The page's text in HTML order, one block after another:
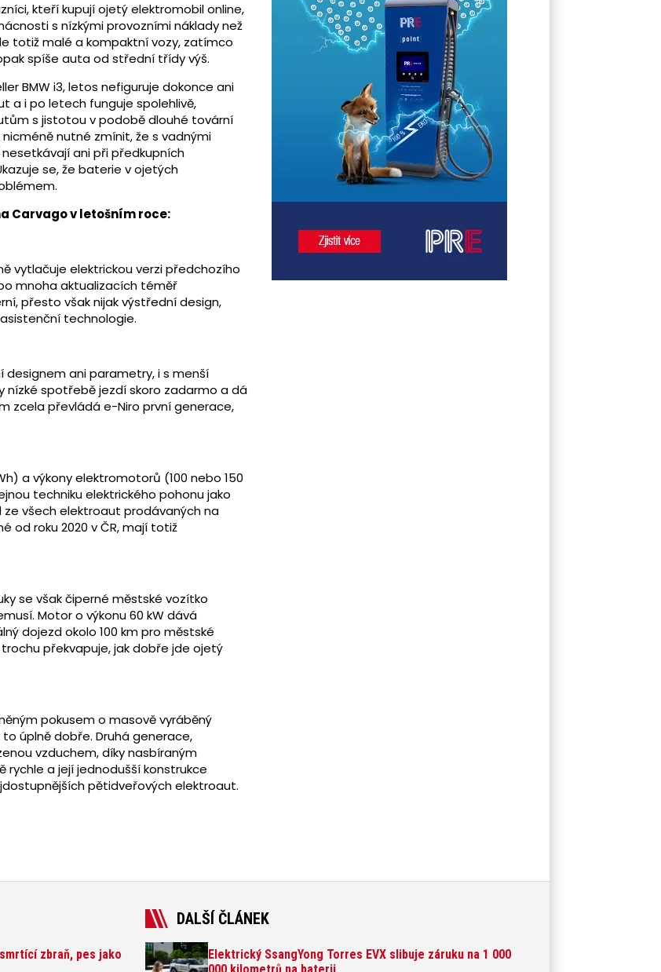
kteří kupují ojetý elektromobil online,
s nízkými provozními náklady než
totiž malé a kompaktní vozy, zatímco
spíše auta od střední třídy výš.
BMW i3, letos nefiguruje dokonce ani
a i po letech funguje spolehlivě,
s jistotou v podobě dlouhé tovární
nutné zmínit, že s vadnými
ani při předkupních
se, že baterie v ojetých
Carvago v letošním roce:
vytlačuje elektrickou verzi předchozího
mnoha aktualizacích téměř
přesto však nijak výstřední design,
technologie.
designem ani parametry, i s menší
nízké spotřebě jezdí skoro zadarmo a dá
zcela převládá e-Niro první generace,
a výkony elektromotorů (100 nebo 150
techniku elektrického pohonu jako
ze všech elektroaut prodávaných na
od roku 2020 v ČR, mají totiž
se však čiperné městské vozítko
Motor o výkonu 60 kW dává
dojezd okolo 100 km pro městské
překvapuje, jak dobře jde ojetý
pokusem o masově vyráběný
úplně dobře. Druhá generace,
vzduchem, díky nasbíraným
rychle a její jednodušší konstrukce
pětidveřových elektroaut.
zbraň, pes jako
DALŠÍ ČLÁNEK
Elektrický SsangYong Torres EVX slibuje záruku na 1 000